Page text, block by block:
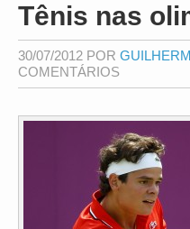
Tênis nas
30/07/2012 POR
COMENTÁRIOS